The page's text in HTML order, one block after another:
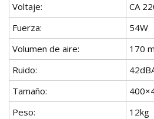
Voltaje:
CA
Fuerza:
54W
Volumen de aire:
170
Ruido:
Tamaño:
Peso:
12kg